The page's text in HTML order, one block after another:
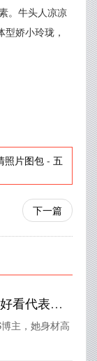
。牛头人凉凉
娇小玲珑，
照片图包 - 五
下一篇
凉凉子cos集：大片好看代表现世最美古装
主，她身材高